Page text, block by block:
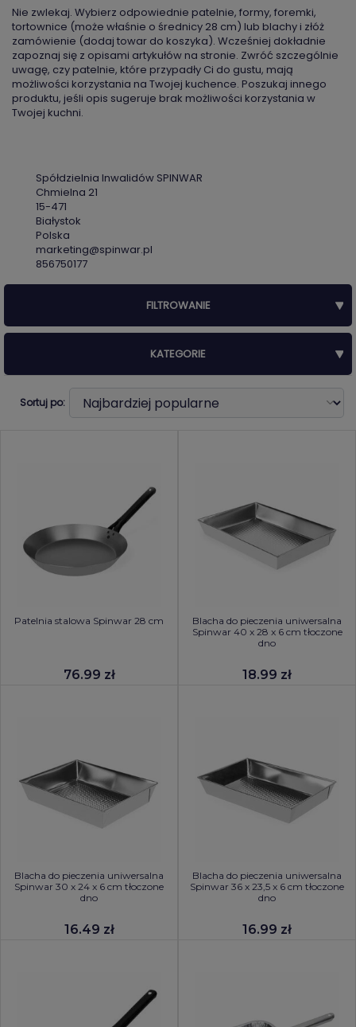
Nie zwlekaj. Wybierz odpowiednie patelnie, formy, foremki,
tortownice (może właśnie o średnicy 28 cm) lub blachy i złóż
zamówienie (dodaj towar do koszyka). Wcześniej dokładnie
zapoznaj się z opisami artykułów na stronie. Zwróć szczególnie
uwagę, czy patelnie, które przypadły Ci do gustu, mają
możliwości korzystania na Twojej kuchence. Poszukaj innego
produktu, jeśli opis sugeruje brak możliwości korzystania w
Twojej kuchni.
Spółdzielnia Inwalidów SPINWAR
Chmielna 21
15-471
Białystok
Polska
marketing@spinwar.pl
856750177
KATEGORIE
FILTROWANIE
Sortuj po:
Patelnia stalowa Spinwar 28 cm
76.99 zł
Blacha do pieczenia uniwersalna
Spinwar 40 x 28 x 6 cm tłoczone
dno
18.99 zł
Blacha do pieczenia uniwersalna
Spinwar 30 x 24 x 6 cm tłoczone
dno
16.49 zł
Blacha do pieczenia uniwersalna
Spinwar 36 x 23,5 x 6 cm tłoczone
dno
16.99 zł